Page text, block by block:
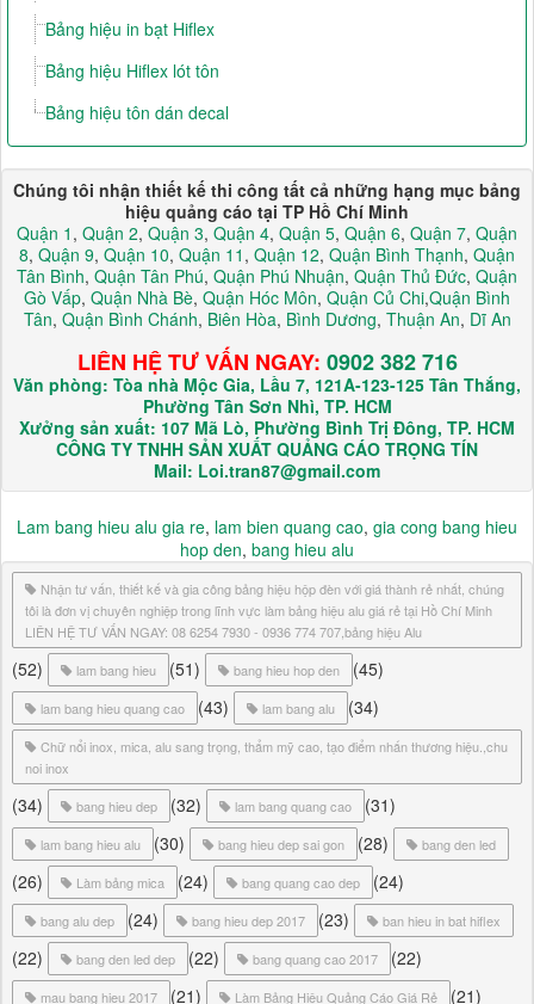
Bảng hiệu in bạt Hiflex
Bảng hiệu Hiflex lót tôn
Bảng hiệu tôn dán decal
Chúng tôi nhận thiết kế thi công tất cả những hạng mục bảng
hiệu quảng cáo tại TP Hồ Chí Minh
Quận 1 , Quận 2, Quận 3, Quận 4, Quận 5, Quận 6, Quận 7, Quận
8, Quận 9, Quận 10, Quận 11 , Quận 12, Quận Bình Thạnh, Quận
Tân Bình, Quận Tân Phú, Quận Phú Nhuận, Quận Thủ Đức, Quận
Gò Vấp, Quận Nhà Bè, Quận Hóc Môn, Quận Củ Chi,Quận Bình
Tân, Quận Bình Chánh, Biên Hòa, Bình Dương, Thuận An, Dĩ An
LIÊN HỆ TƯ VẤN NGAY: 0902 382 716
Văn phòng: Tòa nhà Mộc Gia, Lầu 7, 121A-123-125 Tân Thắng,
Phường Tân Sơn Nhì, TP. HCM
Xưởng sản xuất: 107 Mã Lò, Phường Bình Trị Đông, TP. HCM
CÔNG TY TNHH SẢN XUẤT QUẢNG CÁO TRỌNG TÍN
Mail: Loi.tran87@gmail.com
Lam bang hieu alu gia re, lam bien quang cao, gia cong bang hieu
hop den, bang hieu alu
Nhận tư vấn, thiết kế và gia công bảng hiệu hộp đèn với giá thành rẻ nhất, chúng
tôi là đơn vị chuyên nghiệp trong lĩnh vực làm bảng hiệu alu giá rẻ tại Hồ Chí Minh
LIÊN HỆ TƯ VẤN NGAY: 08 6254 7930 - 0936 774 707,bảng hiệu Alu
(52) lam bang hieu (51) bang hieu hop den (45)
lam bang hieu quang cao (43) lam bang alu (34)
Chữ nổi inox, mica, alu sang trọng, thẩm mỹ cao, tạo điểm nhấn thương hiệu.,chu
noi inox
(34) bang hieu dep (32) lam bang quang cao (31)
lam bang hieu alu (30) bang hieu dep sai gon (28) bang den led
(26) Làm bảng mica (24) bang quang cao dep (24)
bang alu dep (24) bang hieu dep 2017 (23) ban hieu in bat hiflex
(22) bang den led dep (22) bang quang cao 2017 (22)
mau bang hieu 2017 (21) Làm Bảng Hiệu Quảng Cáo Giá Rẻ (21)